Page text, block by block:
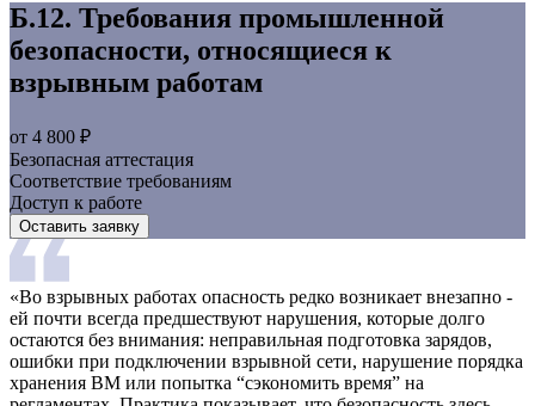
Б.12. Требования промышленной
безопасности, относящиеся к
взрывным работам
от 4 800 ₽
Безопасная аттестация
Соответствие требованиям
Доступ к работе
Оставить заявку
«Во взрывных работах опасность редко возникает внезапно -
ей почти всегда предшествуют нарушения, которые долго
остаются без внимания: неправильная подготовка зарядов,
ошибки при подключении взрывной сети, нарушение порядка
хранения ВМ или попытка “сэкономить время” на